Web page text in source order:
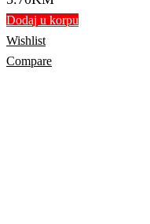
Dodaj u korpu
Wishlist
Compare